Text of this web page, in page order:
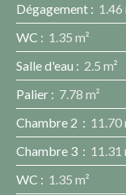
Dégagement : 1.46
WC : 1.35 m²
Salle d'eau : 2.5 m²
Palier : 7.78 m²
Chambre 2 : 11.70
Chambre 3 : 11.31
WC : 1.35 m²